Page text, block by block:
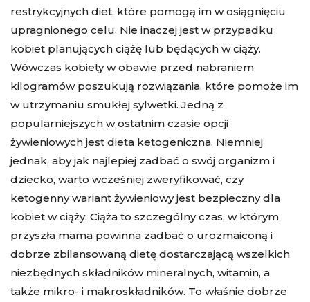
restrykcyjnych diet, które pomogą im w osiągnięciu
upragnionego celu. Nie inaczej jest w przypadku
kobiet planujących ciążę lub będących w ciąży.
Wówczas kobiety w obawie przed nabraniem
kilogramów poszukują rozwiązania, które pomoże im
w utrzymaniu smukłej sylwetki. Jedną z
popularniejszych w ostatnim czasie opcji
żywieniowych jest dieta ketogeniczna. Niemniej
jednak, aby jak najlepiej zadbać o swój organizm i
dziecko, warto wcześniej zweryfikować, czy
ketogenny wariant żywieniowy jest bezpieczny dla
kobiet w ciąży. Ciąża to szczególny czas, w którym
przyszła mama powinna zadbać o urozmaiconą i
dobrze zbilansowaną dietę dostarczającą wszelkich
niezbędnych składników mineralnych, witamin, a
także mikro- i makroskładników. To właśnie dobrze